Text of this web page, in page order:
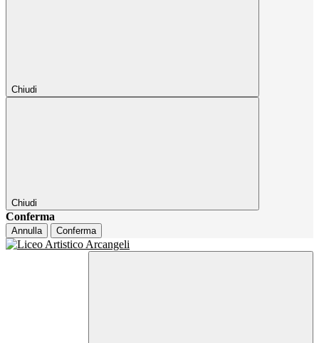
Chiudi
Chiudi
Conferma
Annulla Conferma